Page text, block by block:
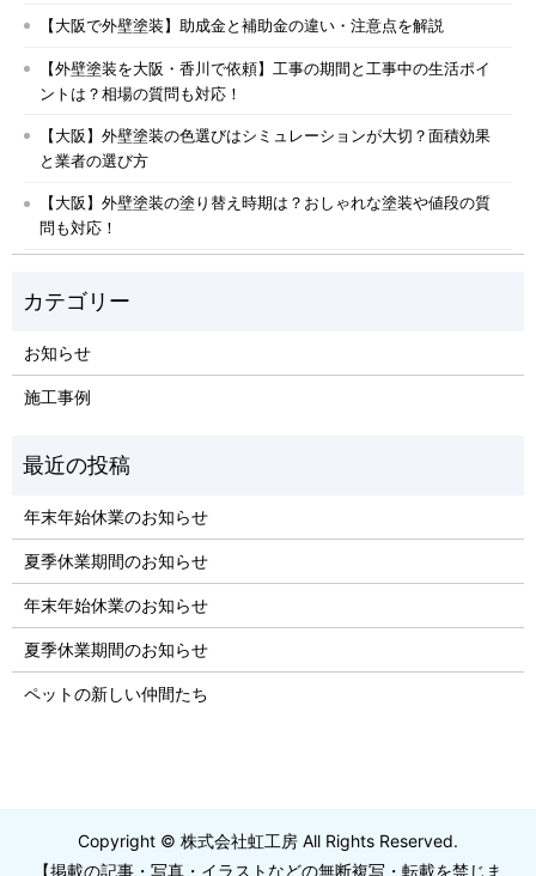
【大阪で外壁塗装】助成金と補助金の違い・注意点を解説
【外壁塗装を大阪・香川で依頼】工事の期間と工事中の生活ポイ
ントは？相場の質問も対応！
【大阪】外壁塗装の色選びはシミュレーションが大切？面積効果
と業者の選び方
【大阪】外壁塗装の塗り替え時期は？おしゃれな塗装や値段の質
問も対応！
お知らせ
施工事例
年末年始休業のお知らせ
夏季休業期間のお知らせ
年末年始休業のお知らせ
夏季休業期間のお知らせ
ペットの新しい仲間たち
Copyright © 株式会社虹工房 All Rights Reserved.
【掲載の記事・写真・イラストなどの無断複写・転載を禁じま